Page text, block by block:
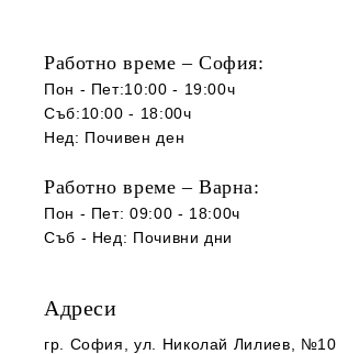
Работно време – София:
Пон - Пет:10:00 - 19:00ч
Съб:10:00 - 18:00ч
Нед: Почивен ден
Работно време – Варна:
Пон - Пет: 09:00 - 18:00ч
Съб - Нед: Почивни дни
Адреси
гр. София , ул. Николай Лилиев, №10